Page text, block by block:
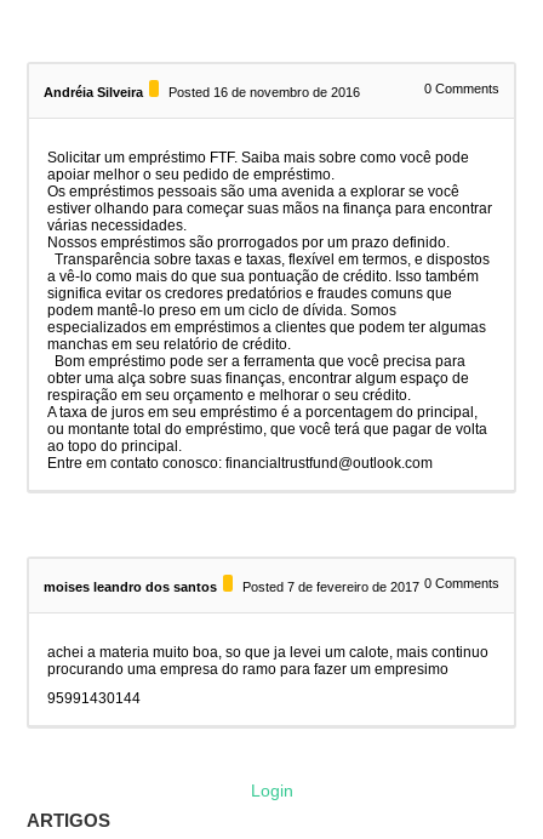
Andréia Silveira Posted 16 de novembro de 2016 0Comments
Solicitar um empréstimo FTF. Saiba mais sobre como você pode
apoiar melhor o seu pedido de empréstimo.
Os empréstimos pessoais são uma avenida a explorar se você
estiver olhando para começar suas mãos na finança para encontrar
várias necessidades.
Nossos empréstimos são prorrogados por um prazo definido.
Transparência sobre taxas e taxas, flexível em termos, e dispostos
a vê-lo como mais do que sua pontuação de crédito. Isso também
significa evitar os credores predatórios e fraudes comuns que
podem mantê-lo preso em um ciclo de dívida. Somos
especializados em empréstimos a clientes que podem ter algumas
manchas em seu relatório de crédito.
Bom empréstimo pode ser a ferramenta que você precisa para
obter uma alça sobre suas finanças, encontrar algum espaço de
respiração em seu orçamento e melhorar o seu crédito.
A taxa de juros em seu empréstimo é a porcentagem do principal,
ou montante total do empréstimo, que você terá que pagar de volta
ao topo do principal.
Entre em contato conosco: financialtrustfund@outlook.com
moises leandro dos santos Posted 7 de fevereiro de 2017 0Comments
achei a materia muito boa, so que ja levei um calote, mais continuo
procurando uma empresa do ramo para fazer um empresimo
95991430144
Login
ARTIGOS